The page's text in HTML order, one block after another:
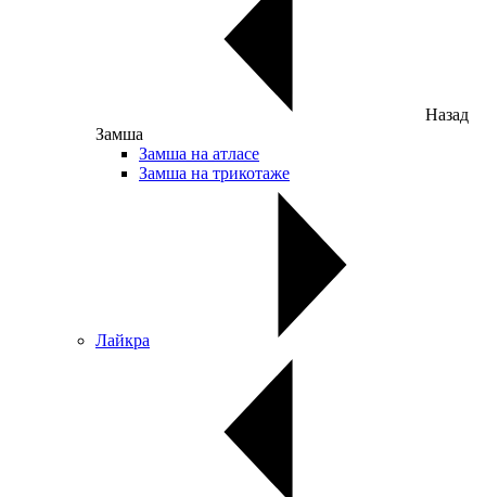
Назад
Замша
Замша на атласе
Замша на трикотаже
Лайкра